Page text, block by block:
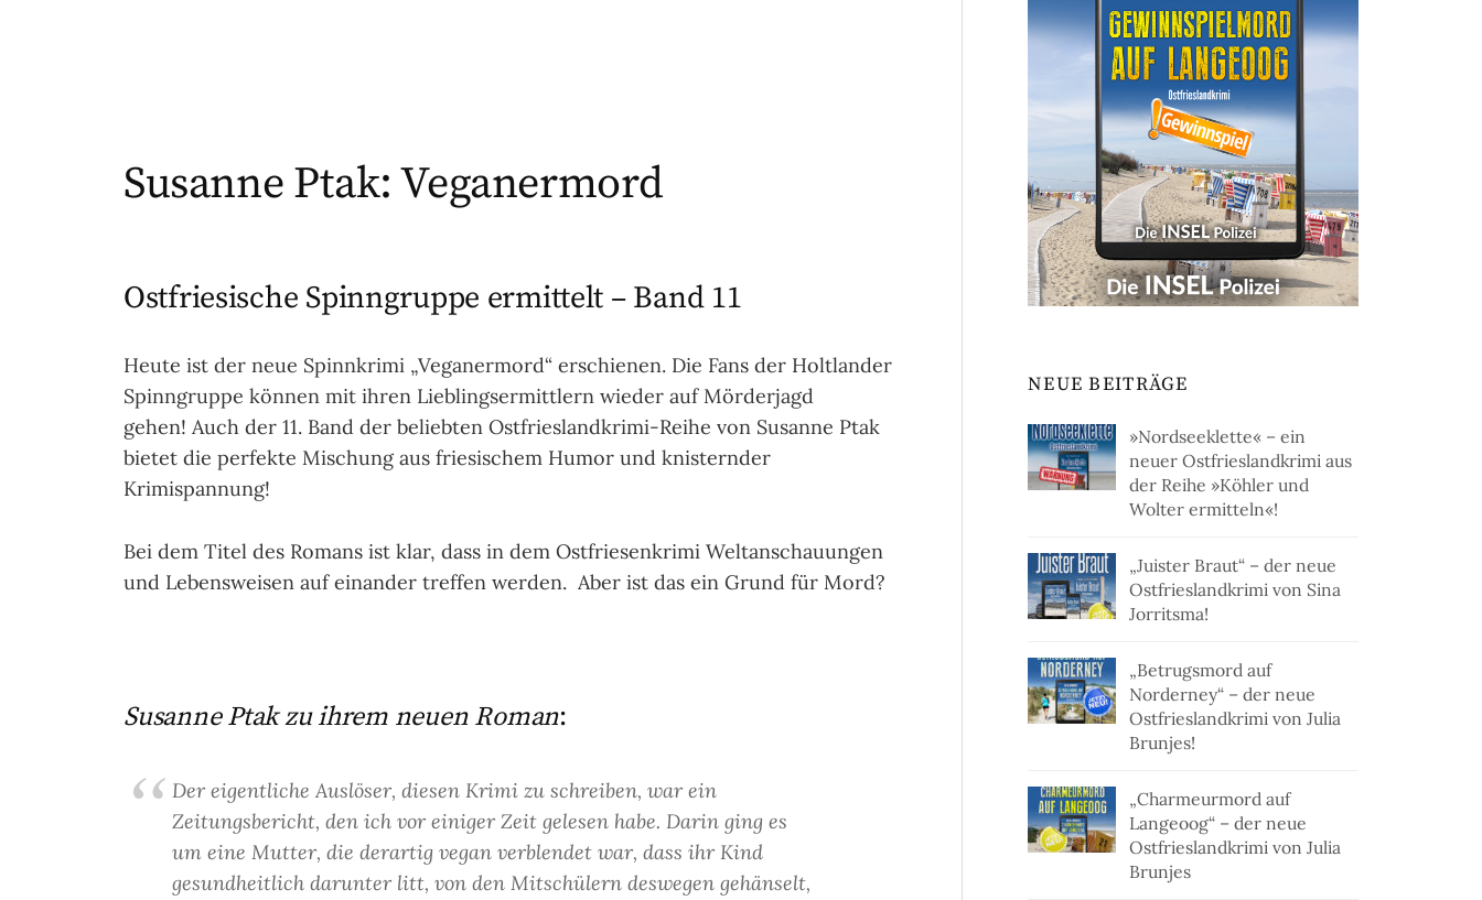
Susanne Ptak: Veganermord
Ostfriesische Spinngruppe ermittelt – Band 11
Heute ist der neue Spinnkrimi „Veganermord“ erschienen. Die Fans der Holtlander
Spinngruppe können mit ihren Lieblingsermittlern wieder auf Mörderjagd
gehen! Auch der 11. Band der beliebten Ostfrieslandkrimi-Reihe von Susanne Ptak
bietet die perfekte Mischung aus friesischem Humor und knisternder
Krimispannung!
Bei dem Titel des Romans ist klar, dass in dem Ostfriesenkrimi Weltanschauungen
und Lebensweisen auf einander treffen werden. Aber ist das ein Grund für Mord?
Susanne Ptak zu ihrem neuen Roman:
Der eigentliche Auslöser, diesen Krimi zu schreiben, war ein
Zeitungsbericht, den ich vor einiger Zeit gelesen habe. Darin ging es
um eine Mutter, die derartig vegan verblendet war, dass ihr Kind
gesundheitlich darunter litt, von den Mitschülern deswegen gehänselt,
NEUE BEITRÄGE
»Nordseeklette« – ein
neuer Ostfrieslandkrimi aus
der Reihe »Köhler und
Wolter ermitteln«!
„Juister Braut“ – der neue
Ostfrieslandkrimi von Sina
Jorritsma!
„Betrugsmord auf
Norderney“ – der neue
Ostfrieslandkrimi von Julia
Brunjes!
„Charmeurmord auf
Langeoog“ – der neue
Ostfrieslandkrimi von Julia
Brunjes